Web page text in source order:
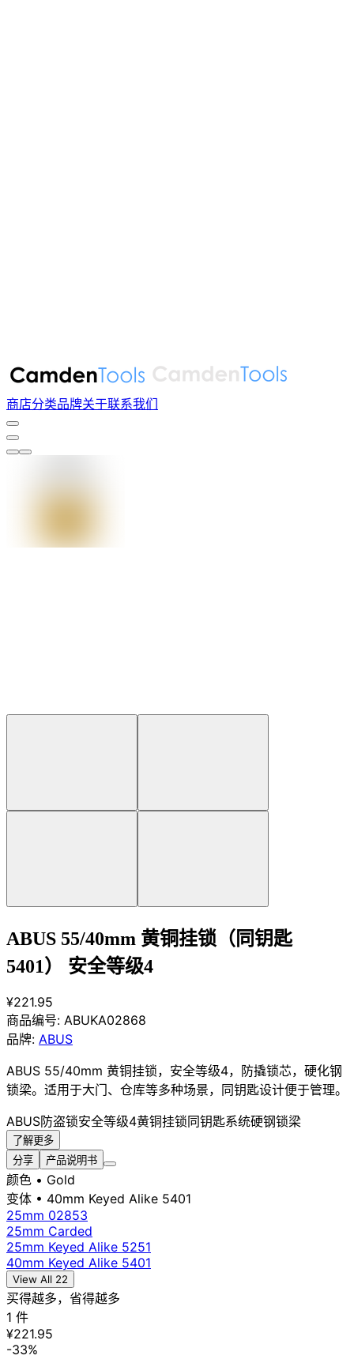
商店分类品牌关于联系我们
ABUS 55/40mm 黄铜挂锁（同钥匙
5401） 安全等级4
¥221.95
商品编号: ABUKA02868
品牌: ABUS
ABUS 55/40mm 黄铜挂锁，安全等级4，防撬锁芯，硬化钢
锁梁。适用于大门、仓库等多种场景，同钥匙设计便于管理。
ABUS防盗锁安全等级4黄铜挂锁同钥匙系统硬钢锁梁
了解更多
分享
产品说明书
颜色 • Gold
变体 • 40mm Keyed Alike 5401
25mm 02853
25mm Carded
25mm Keyed Alike 5251
40mm Keyed Alike 5401
View All 22
买得越多，省得越多
1 件
¥221.95
-33%